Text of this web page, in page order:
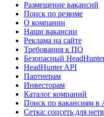
Размещение вакансий
Поиск по резюме
О компании
Наши вакансии
Реклама на сайте
Требования к ПО
Безопасный
HeadHunter API
Партнерам
Инвесторам
Каталог компаний
Поиск по вакансиям в
Сетка: соцсеть для